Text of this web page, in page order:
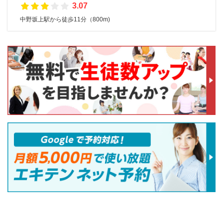
3.07
中野坂上駅から徒歩11分（800m)